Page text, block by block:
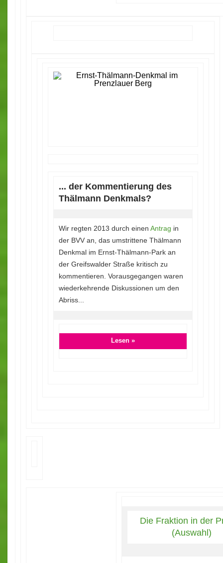
... der Kommentierung des
Thälmann Denkmals?
Wir regten 2013 durch einen Antrag in
der BVV an, das umstrittene Thälmann
Denkmal im Ernst-Thälmann-Park an
der Greifswalder Straße kritisch zu
kommentieren. Vorausgegangen waren
wiederkehrende Diskussionen um den
Abriss...
Lesen »
Die Fraktion in der
(Auswahl)